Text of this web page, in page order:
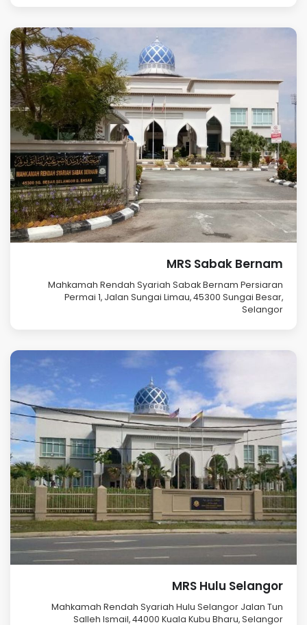
MRS Sabak Bernam
Mahkamah Rendah Syariah Sabak Bernam Persiaran
Permai 1, Jalan Sungai Limau, 45300 Sungai Besar,
Selangor
MRS Hulu Selangor
Mahkamah Rendah Syariah Hulu Selangor Jalan Tun
Salleh Ismail, 44000 Kuala Kubu Bharu, Selangor